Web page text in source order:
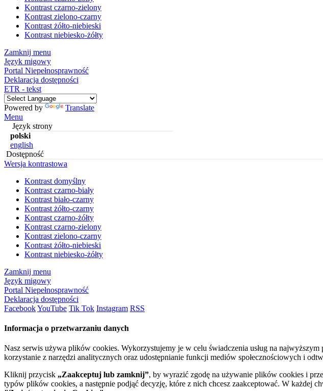
Kontrast czarno-zielony
Kontrast zielono-czarny
Kontrast żółto-niebieski
Kontrast niebiesko-żółty
Zamknij menu
Język migowy
Portal Niepełnosprawność
Deklaracja dostępności
ETR - tekst
Powered by
Translate
Menu
Język strony
polski
english
Dostępność
Wersja kontrastowa
Kontrast domyślny
Kontrast czarno-biały
Kontrast biało-czarny
Kontrast żółto-czarny
Kontrast czarno-żółty
Kontrast czarno-zielony
Kontrast zielono-czarny
Kontrast żółto-niebieski
Kontrast niebiesko-żółty
Zamknij menu
Język migowy
Portal Niepełnosprawność
Deklaracja dostępności
FacebookYouTube Tik Tok Instagram RSS
Informacja o przetwarzaniu danych
Nasz serwis używa plików cookies. Wykorzystujemy je w celu świadczenia usług na
korzystanie z narzędzi analitycznych oraz udostępnianie funkcji mediów społecznościowych i
Kliknij przycisk „Zaakceptuj lub zamknij”, by wyrazić zgodę na używanie plików cookies i
typów plików cookies, a następnie podjąć decyzję, które z nich chcesz zaakceptować. W